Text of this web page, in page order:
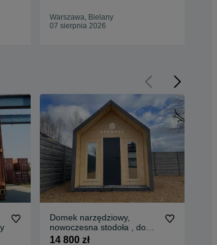
Warszawa, Bielany
07 sierpnia 2026
Domek narzędziowy,
nowoczesna stodoła , domki
/ domek nowoczesny
14 800 zł